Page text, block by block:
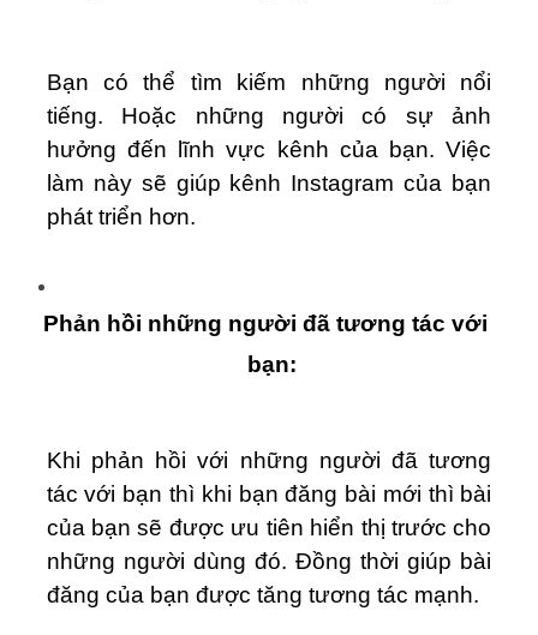
Bạn có thể tìm kiếm những người nổi
tiếng. Hoặc những người có sự ảnh
hưởng đến lĩnh vực kênh của bạn. Việc
làm này sẽ giúp kênh Instagram của bạn
phát triển hơn.
Phản hồi những người đã tương tác với
bạn:
Khi phản hồi với những người đã tương
tác với bạn thì khi bạn đăng bài mới thì bài
của bạn sẽ được ưu tiên hiển thị trước cho
những người dùng đó. Đồng thời giúp bài
đăng của bạn được tăng tương tác mạnh.